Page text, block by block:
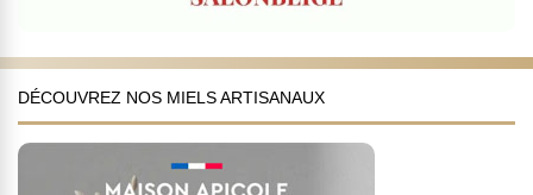
DÉCOUVREZ NOS MIELS ARTISANAUX